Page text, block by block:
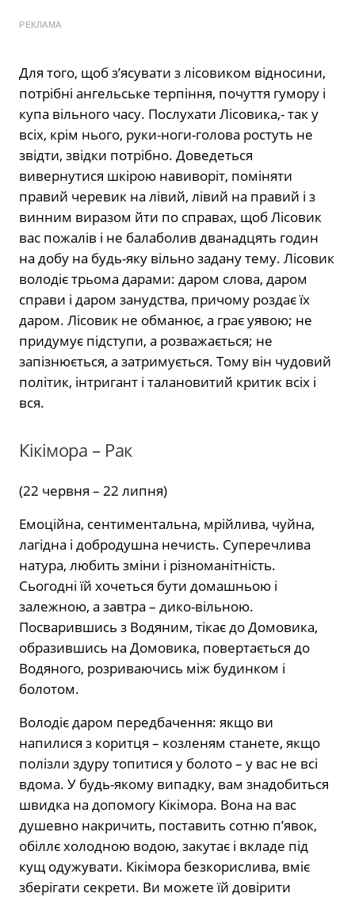
РЕКЛАМА
Для того, щоб з’ясувати з лісовиком відносини,
потрібні ангельське терпіння, почуття гумору і
купа вільного часу. Послухати Лісовика,- так у
всіх, крім нього, руки-ноги-голова ростуть не
звідти, звідки потрібно. Доведеться
вивернутися шкірою навиворіт, поміняти
правий черевик на лівий, лівий на правий і з
винним виразом йти по справах, щоб Лісовик
вас пожалів і не балаболив дванадцять годин
на добу на будь-яку вільно задану тему. Лісовик
володіє трьома дарами: даром слова, даром
справи і даром занудства, причому роздає їх
даром. Лісовик не обманює, а грає уявою; не
придумує підступи, а розважається; не
запізнюється, а затримується. Тому він чудовий
політик, інтригант і талановитий критик всіх і
вся.
Кікімора – Рак
(22 червня – 22 липня)
Емоційна, сентиментальна, мрійлива, чуйна,
лагідна і добродушна нечисть. Cуперечлива
натура, любить зміни і різноманітність.
Сьогодні їй хочеться бути домашньою і
залежною, а завтра – дико-вільною.
Посварившись з Водяним, тікає до Домовика,
образившись на Домовика, повертається до
Водяного, розриваючись між будинком і
болотом.
Володіє даром передбачення: якщо ви
напилися з коритця – козленям станете, якщо
полізли здуру топитися у болото – у вас не всі
вдома. У будь-якому випадку, вам знадобиться
швидка на допомогу Кікімора. Вона на вас
душевно накричить, поставить сотню п’явок,
обіллє холодною водою, закутає і вкладе під
кущ одужувати. Кікімора безкорислива, вміє
зберігати секрети. Ви можете їй довірити